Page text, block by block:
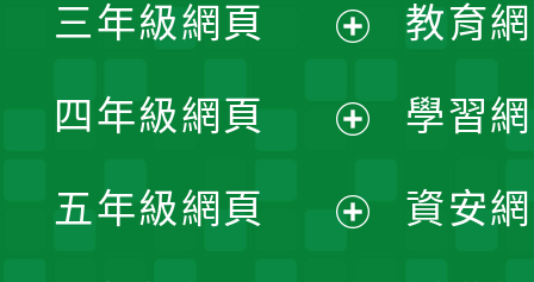
選
單
開
選
單
三年級網頁
開
選
四年級網頁
開
五年級網頁
教育
學習
資安